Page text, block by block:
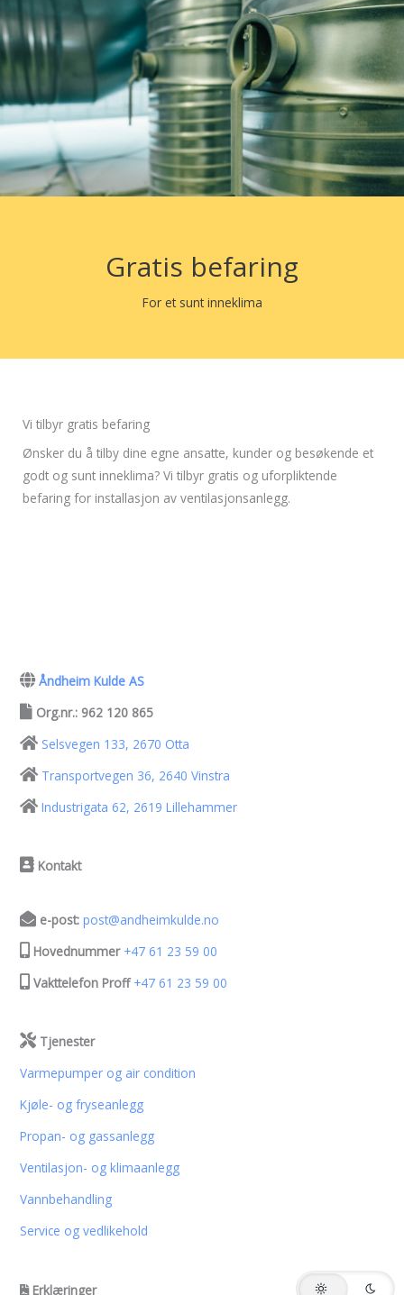
Gratis befaring
For et sunt inneklima
Vi tilbyr gratis befaring
Ønsker du å tilby dine egne ansatte, kunder og besøkende et
godt og sunt inneklima? Vi tilbyr gratis og uforpliktende
befaring for installasjon av ventilasjonsanlegg.
Åndheim Kulde AS
Org.nr.: 962 120 865
Selsvegen 133, 2670 Otta
Transportvegen 36, 2640 Vinstra
Industrigata 62, 2619 Lillehammer
Kontakt
e-post: post@andheimkulde.no
Hovednummer +47 61 23 59 00
Vakttelefon Proff +47 61 23 59 00
Tjenester
Varmepumper og air condition
Kjøle- og fryseanlegg
Propan- og gassanlegg
Ventilasjon- og klimaanlegg
Vannbehandling
Service og vedlikehold
Erklæringer